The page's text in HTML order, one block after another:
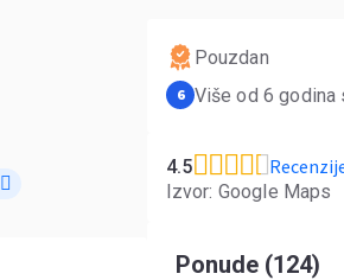
Pouzdan
6 Više od 6 godina
4.5
Izvor: Google Maps
Ponude (124)